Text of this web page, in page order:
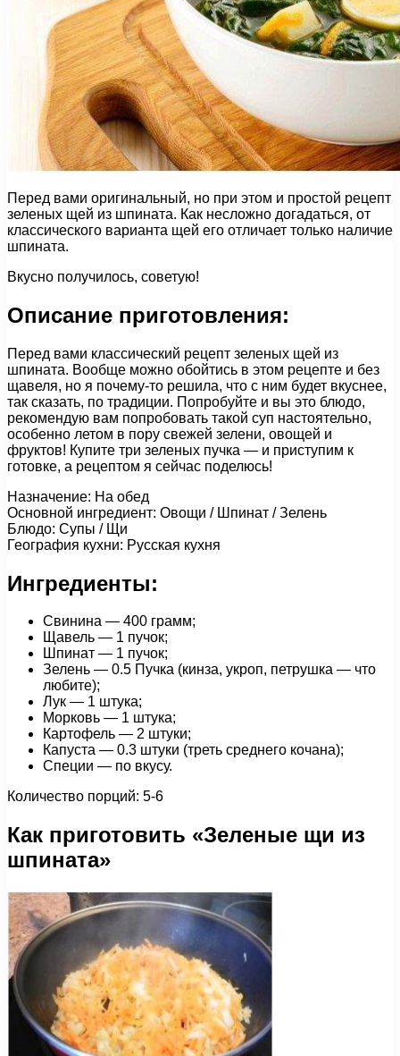
Перед вами оригинальный, но при этом и простой рецепт
зеленых щей из шпината. Как несложно догадаться, от
классического варианта щей его отличает только наличие
шпината.
Вкусно получилось, советую!
Описание приготовления:
Перед вами классический рецепт зеленых щей из
шпината. Вообще можно обойтись в этом рецепте и без
щавеля, но я почему-то решила, что с ним будет вкуснее,
так сказать, по традиции. Попробуйте и вы это блюдо,
рекомендую вам попробовать такой суп настоятельно,
особенно летом в пору свежей зелени, овощей и
фруктов! Купите три зеленых пучка — и приступим к
готовке, а рецептом я сейчас поделюсь!
Назначение: На обед
Основной ингредиент: Овощи / Шпинат / Зелень
Блюдо: Супы / Щи
География кухни: Русская кухня
Ингредиенты:
Свинина — 400 грамм;
Щавель — 1 пучок;
Шпинат — 1 пучок;
Зелень — 0.5 Пучка (кинза, укроп, петрушка — что
любите);
Лук — 1 штука;
Морковь — 1 штука;
Картофель — 2 штуки;
Капуста — 0.3 штуки (треть среднего кочана);
Специи — по вкусу.
Количество порций: 5-6
Как приготовить «Зеленые щи из
шпината»